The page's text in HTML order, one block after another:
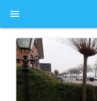
menu